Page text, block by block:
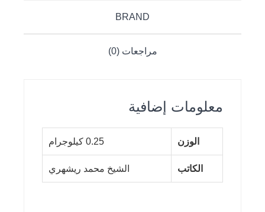
BRAND
مراجعات (0)
معلومات إضافية
الوزن 0.25 كيلوجرام
الكاتب الشيخ محمد ريشهري